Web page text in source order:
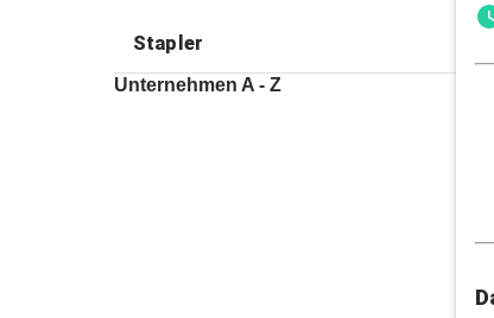
Stapler
Unternehmen A - Z